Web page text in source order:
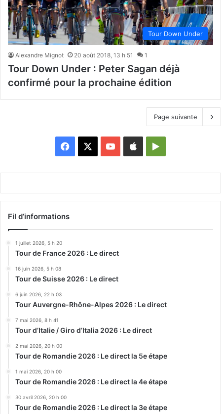
Tour Down Under
Alexandre Mignot 20 août 2018, 13 h 51 1
Tour Down Under : Peter Sagan déjà
confirmé pour la prochaine édition
Page suivante
Facebook YouTubeAppleGoogle
Fil d’informations
1 juillet 2026, 5 h 20
Tour de France 2026 : Le direct
16 juin 2026, 5 h 08
Tour de Suisse 2026 : Le direct
6 juin 2026, 22 h 03
Tour Auvergne-Rhône-Alpes 2026 : Le direct
7 mai 2026, 8 h 41
Tour d’Italie / Giro d’Italia 2026 : Le direct
2 mai 2026, 20 h 00
Tour de Romandie 2026 : Le direct la 5e étape
1 mai 2026, 20 h 00
Tour de Romandie 2026 : Le direct la 4e étape
30 avril 2026, 20 h 00
Tour de Romandie 2026 : Le direct la 3e étape